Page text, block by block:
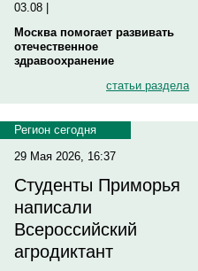
03.08 |
Москва помогает развивать
отечественное
здравоохранение
статьи раздела
Регион сегодня
29 Мая 2026, 16:37
Студенты Приморья
написали
Всероссийский
агродиктант